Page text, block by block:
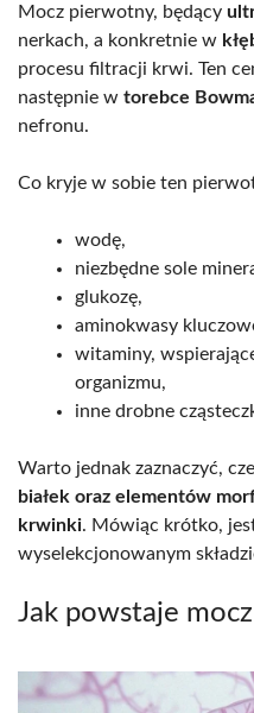
Mocz pierwotny, będący
nerkach, a konkretnie w
procesu filtracji krwi. Ten
następnie w torebce
nefronu.
Co kryje w sobie ten
wodę,
niezbędne sole
glukozę,
aminokwasy
witaminy,
organizmu,
inne drobne
Warto jednak zaznaczyć,
białek oraz elementów
krwinki. Mówiąc krótko,
wyselekcjonowanym
Jak powstaje